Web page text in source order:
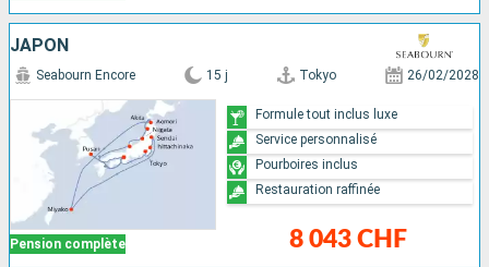
JAPON
Pension complète
Seabourn Encore 15 j Tokyo 26/02/2028
8 043 CHF
Formule tout inclus luxe
Service personnalisé
Pourboires inclus
Restauration raffinée